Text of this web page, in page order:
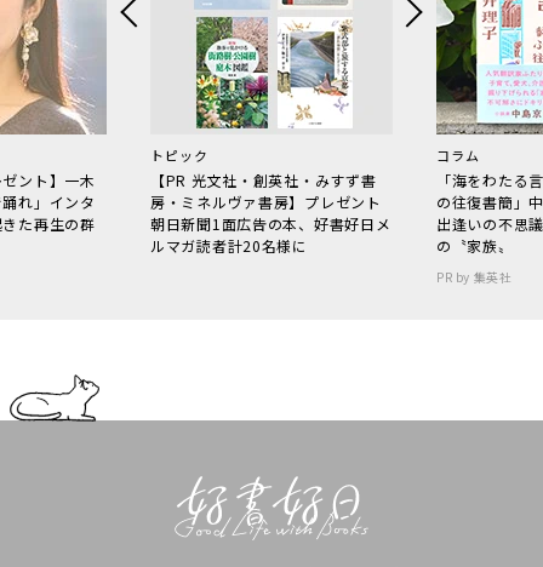
ント】一木
れ」インタ
た再生の群
トピック
【PR 光文社・創英社・みすず書
房・ミネルヴァ書房】プレゼント
朝日新聞1面広告の本、好書好日メ
ルマガ読者計20名様に
コラム
「海をわた
の往復書簡」
出逢いの不思
の〝家族〟
PR by 集英社